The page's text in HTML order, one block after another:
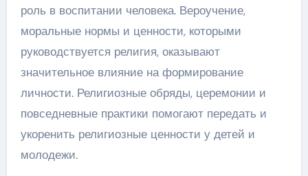
роль в воспитании человека. Вероучение,
моральные нормы и ценности, которыми
руководствуется религия, оказывают
значительное влияние на формирование
личности. Религиозные обряды, церемонии и
повседневные практики помогают передать и
укоренить религиозные ценности у детей и
молодежи.